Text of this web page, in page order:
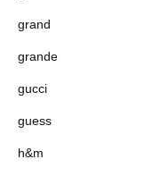
grand
grande
gucci
guess
h&m